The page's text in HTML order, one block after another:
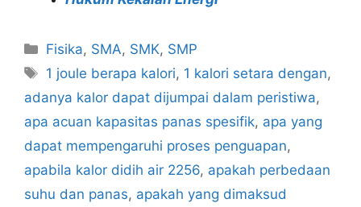
Categories
Fisika, SMA, SMK, SMP
Tags
1 joule berapa kalori, 1 kalori setara dengan,
adanya kalor dapat dijumpai dalam peristiwa,
apa acuan kapasitas panas spesifik, apa yang
dapat mempengaruhi proses penguapan,
apabila kalor didih air 2256, apakah perbedaan
suhu dan panas, apakah yang dimaksud